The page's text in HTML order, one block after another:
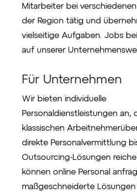
Mitarbeiter bei
der Region tätig und
vielseitige Aufgaben. Jobs
auf unserer
Für Unternehmen
Wir bieten individuelle
Personaldienstleistungen an,
klassischen
direkte Personalvermittlung
Outsourcing-Lösungen
können online Personal
maßgeschneiderte